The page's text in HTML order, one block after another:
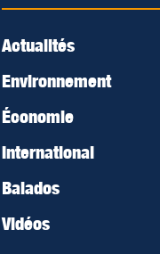
Actualités
Environnement
Économie
International
Balados
Vidéos